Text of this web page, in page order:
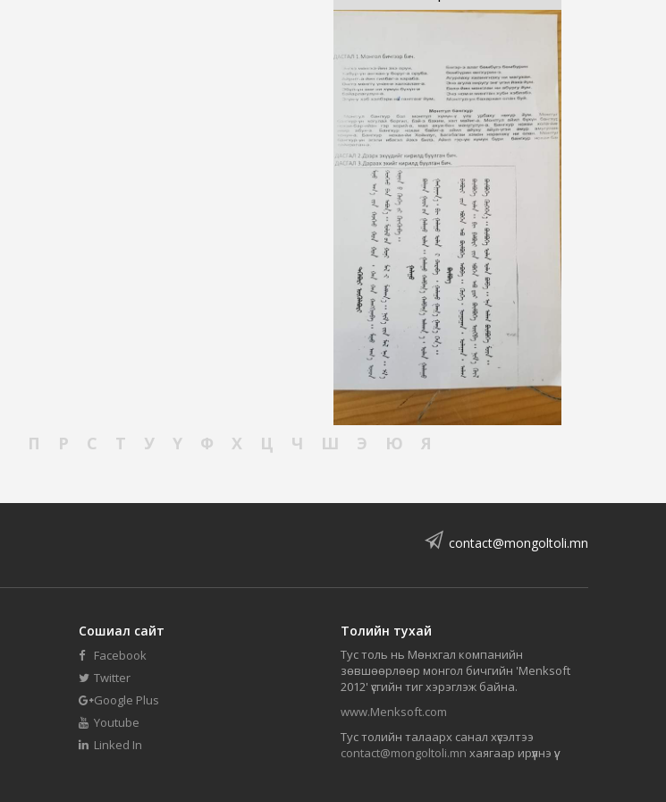
П Р С Т У Ү Ф Х Ц Ч Ш Э Ю Я
contact@mongoltoli.mn
Сошиал сайт
Facebook
Twitter
Google Plus
Youtube
Linked In
Толийн тухай
Тус толь нь Мөнхгал компанийн
зөвшөөрлөөр монгол бичгийн 'Menksoft
2012' үсгийн тиг хэрэглэж байна.
www.Menksoft.com
Тус толийн талаарх санал хүсэлтээ
contact@mongoltoli.mn хаягаар ирүүлнэ үү.